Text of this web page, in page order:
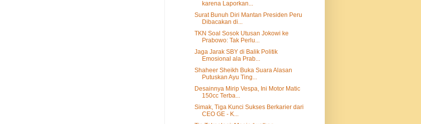
karena Laporkan...
Surat Bunuh Diri Mantan Presiden Peru
Dibacakan di...
TKN Soal Sosok Utusan Jokowi ke
Prabowo: Tak Perlu...
Jaga Jarak SBY di Balik Politik
Emosional ala Prab...
Shaheer Sheikh Buka Suara Alasan
Putuskan Ayu Ting...
Desainnya Mirip Vespa, Ini Motor Matic
150cc Terba...
Simak, Tiga Kunci Sukses Berkarier dari
CEO GE - K...